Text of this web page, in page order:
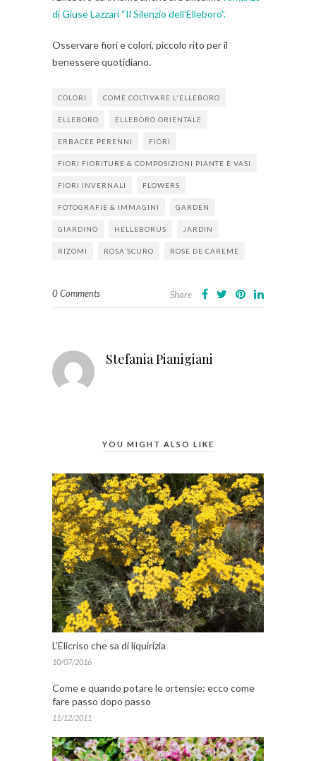
di Giuse Lazzari “Il Silenzio dell’Elleboro”.
Osservare fiori e colori, piccolo rito per il
benessere quotidiano.
COLORI COME COLTIVARE L'ELLEBORO
ELLEBORO ELLEBORO ORIENTALE
ERBACEE PERENNI FIORI
FIORI FIORITURE & COMPOSIZIONI PIANTE E VASI
FIORI INVERNALI FLOWERS
FOTOGRAFIE & IMMAGINI GARDEN
GIARDINO HELLEBORUS JARDIN
RIZOMI ROSA SCURO ROSE DE CAREME
0 Comments Share
Stefania Pianigiani
YOU MIGHT ALSO LIKE
L’Elicriso che sa di liquirizia
10/07/2016
Come e quando potare le ortensie: ecco come
fare passo dopo passo
11/12/2011